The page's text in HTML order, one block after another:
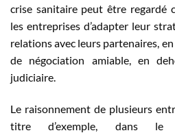
crise sanitaire peut être regardé
les entreprises d’adapter leur
relations avec leurs partenaires,
de négociation amiable, en
judiciaire.
Le raisonnement de plusieurs
titre d’exemple, dans le